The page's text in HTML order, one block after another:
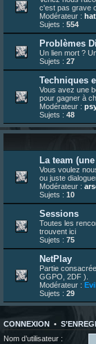
23 juin 10:36¦indy:une
23 juin 07:30¦
23 juin 07:26
hatsumomo
22 juin 12:27¦indy:Yo !
22 juin 08:49¦veja:Yo
c'est pas grave
Modérateur :
Sujets : 554
Problèmes
Un lien mort ?
Sujets : 27
Techniques
Vous avez une
pour gagner à
Modérateur :
Sujets : 48
La team
Vous voulez
ou juste
Modérateur :
Sujets : 10
Sessions
Toutes les
trouvent ici
Sujets : 75
NetPlay
Partie
GGPO, 2DF ).
Modérateur :
Sujets : 29
CONNEXION •
Nom d’utilisateur :